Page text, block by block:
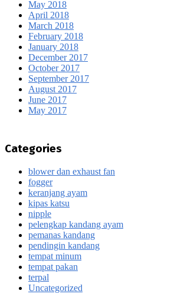
May 2018
April 2018
March 2018
February 2018
January 2018
December 2017
October 2017
September 2017
August 2017
June 2017
May 2017
Categories
blower dan exhaust fan
fogger
keranjang ayam
kipas katsu
nipple
pelengkap kandang ayam
pemanas kandang
pendingin kandang
tempat minum
tempat pakan
terpal
Uncategorized